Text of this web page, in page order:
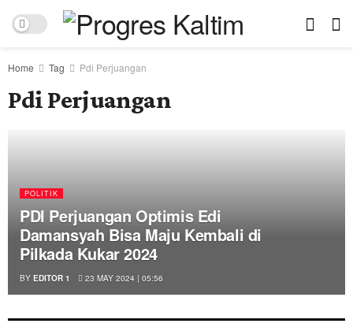
Home Tag Pdi Perjuangan
Pdi Perjuangan
POLITIK
PDI Perjuangan Optimis Edi
Damansyah Bisa Maju Kembali di
Pilkada Kukar 2024
BY EDITOR 1 23 MAY 2024 | 05:56